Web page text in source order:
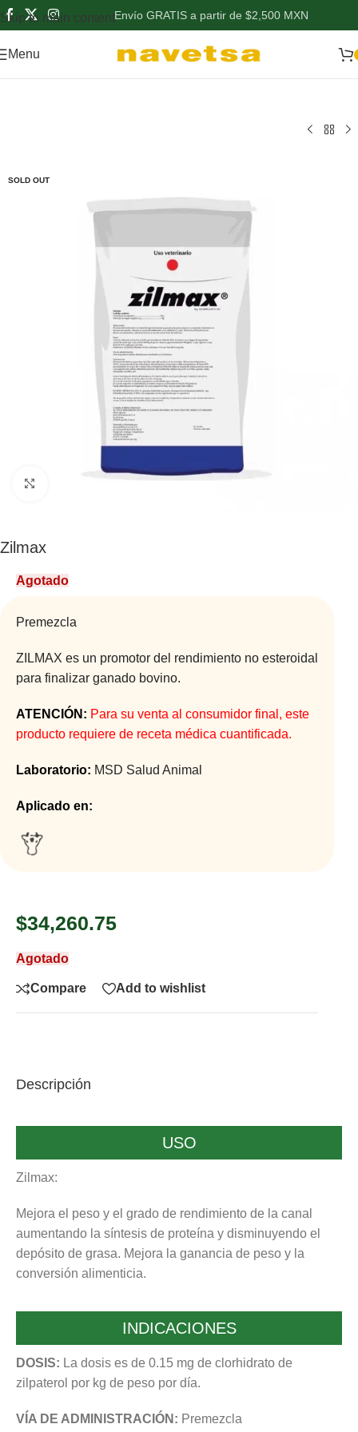
Skip to main contentEnvío GRATIS a partir de $2,500 MXN
Menu
SOLD OUT
Zilmax
Agotado
Premezcla
ZILMAX es un promotor del rendimiento no esteroidal
para finalizar ganado bovino.
ATENCIÓN: Para su venta al consumidor final, este
producto requiere de receta médica cuantificada.
Laboratorio: MSD Salud Animal
Aplicado en:
$34,260.75
Agotado
Compare Add to wishlist
Descripción
USO
Zilmax:
Mejora el peso y el grado de rendimiento de la canal
aumentando la síntesis de proteína y disminuyendo el
depósito de grasa. Mejora la ganancia de peso y la
conversión alimenticia.
INDICACIONES
DOSIS: La dosis es de 0.15 mg de clorhidrato de
zilpaterol por kg de peso por día.
VÍA DE ADMINISTRACIÓN: Premezcla